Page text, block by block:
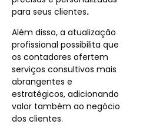
para seus clientes.
Além disso, a atualização
profissional possibilita que
os contadores ofertem
serviços consultivos mais
abrangentes e
estratégicos, adicionando
valor também ao negócio
dos clientes.